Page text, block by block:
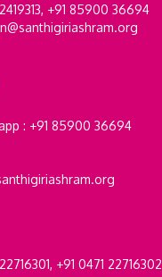
+91 85900 36694
: +91 85900 36694
+91 0471 22716302